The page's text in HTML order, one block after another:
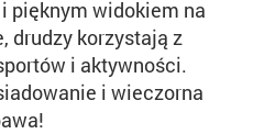
pięknym widokiem na
drudzy korzystają z
i aktywności.
i wieczorna